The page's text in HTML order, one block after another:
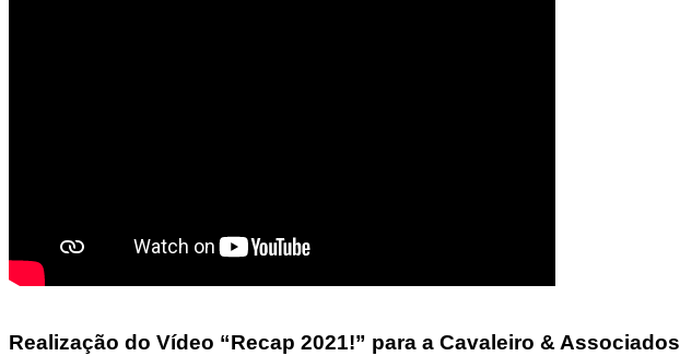
Realização do Vídeo “Recap 2021!” para a Cavaleiro & Associados